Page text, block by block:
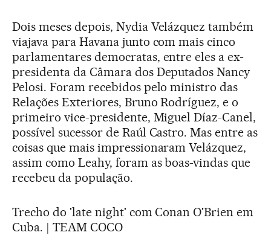
Dois meses depois, Nydia Velázquez também
viajava para Havana junto com mais cinco
parlamentares democratas, entre eles a ex-
presidenta da Câmara dos Deputados Nancy
Pelosi. Foram recebidos pelo ministro das
Relações Exteriores, Bruno Rodríguez, e o
primeiro vice-presidente, Miguel Díaz-Canel,
possível sucessor de Raúl Castro. Mas entre as
coisas que mais impressionaram Velázquez,
assim como Leahy, foram as boas-vindas que
recebeu da população.
Trecho do 'late night' com Conan O'Brien em
Cuba. | TEAM COCO